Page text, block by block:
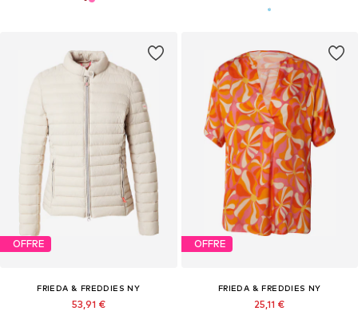
OFFRE
FRIEDA & FREDDIES NY
53,91 €
OFFRE
FRIEDA & FREDDIES NY
25,11 €